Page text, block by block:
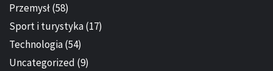
Przemysł(58)
Sport i turystyka(17)
Technologia(54)
Uncategorized (9)